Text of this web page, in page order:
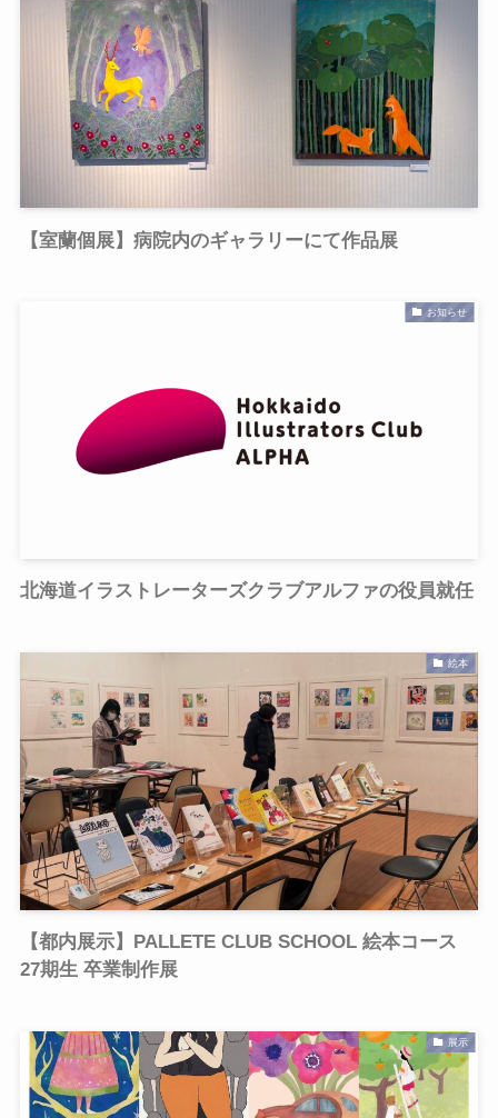
【室蘭個展】病院内のギャラリーにて作品展
お知らせ
北海道イラストレーターズクラブアルファの役員就任
絵本
【都内展示】PALLETE CLUB SCHOOL 絵本コース
27期生 卒業制作展
展示